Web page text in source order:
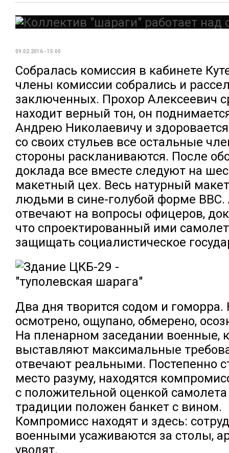
09.02.2016 - 15:00
Собралась комиссия в кабинете
члены комиссии собрались и
заключенных. Прохор Алексеевич
находит верный тон, он
Андрею Николаевичу и
со своих стульев все остальные
стороны раскланиваются. После
доклада все вместе следуют на
макетный цех. Весь натурный
людьми в сине-голубой форме ВВС.
отвечают на вопросы офицеров,
что спроектированный ими
защищать социалистическое
Два дня творится содом и гоморра.
осмотрено, ощупано, обмерено,
На пленарном заседании военные,
выставляют максимальные
отвечают реальными. Постепенно
место разуму, находятся
с положительной оценкой
традиции положен банкет с вином.
Компромисс находят и здесь:
военными усаживаются за столы,
уводят.